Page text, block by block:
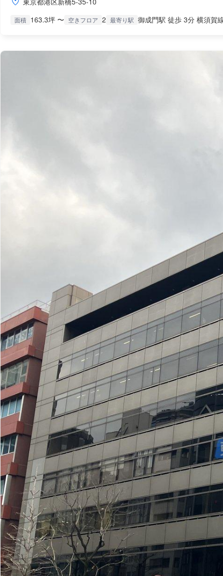
面積 163.3坪 〜 空きフロア 2 最寄り駅 御成門駅 徒歩 3分 横須賀